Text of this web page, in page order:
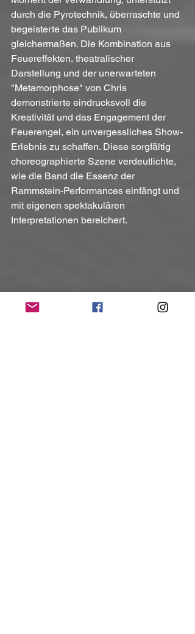
durch die Pyrotechnik, überraschte und
begeisterte das Publikum
gleichermaßen. Die Kombination aus
Feuereffekten, theatralischer
Darstellung und der unerwarteten
"Metamorphose" von Chris
demonstrierte eindrucksvoll die
Kreativität und das Engagement der
Feuerengel, ein unvergessliches Show-
Erlebnis zu schaffen. Diese sorgfältig
choreographierte Szene verdeutlichte,
wie die Band die Essenz der
Rammstein-Performances einfängt und
mit eigenen spektakulären
Interpretationen bereichert.